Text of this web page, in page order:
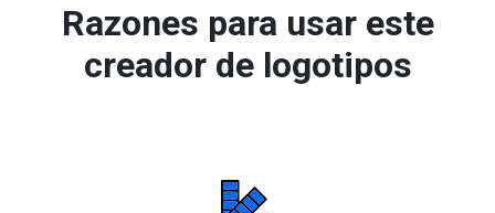
Razones para usar este
creador de logotipos